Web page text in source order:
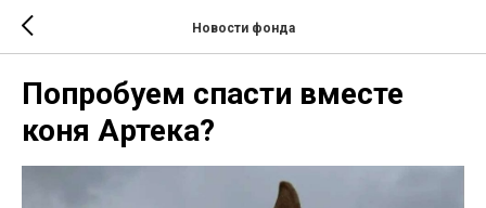
Новости фонда
Попробуем спасти вместе
коня Артека?